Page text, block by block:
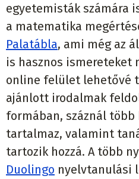
egyetemisták számára
a matematika
Palatábla, ami még az
is hasznos ismereteket
online felület lehetővé
ajánlott irodalmak
formában, száznál több
tartalmaz, valamint
tartozik hozzá. A több
Duolingo nyelvtanulási